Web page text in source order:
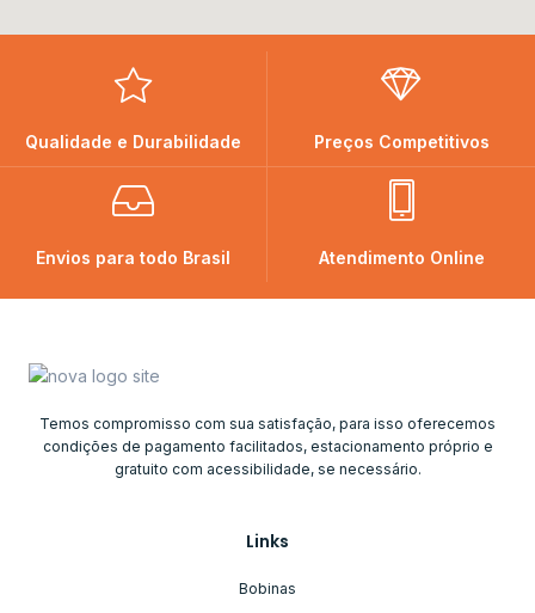
Qualidade e Durabilidade Preços Competitivos
Envios para todo Brasil Atendimento Online
Temos compromisso com sua satisfação, para isso oferecemos
condições de pagamento facilitados, estacionamento próprio e
gratuito com acessibilidade, se necessário.
Links
Bobinas